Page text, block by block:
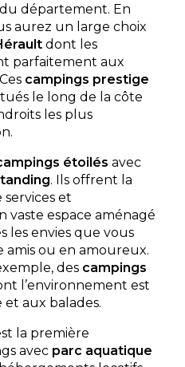
département. En
aurez un large choix
dont les
parfaitement aux
campings prestige
le long de la côte
les plus
étoilés avec
. Ils offrent la
et
vaste espace aménagé
les envies que vous
amis ou en amoureux.
des campings
l’environnement est
et aux balades.
la première
avec parc aquatique
à Vias Plage, le
étoiles propose des
privati
★ 4.0/5 (1276 avis)
détails